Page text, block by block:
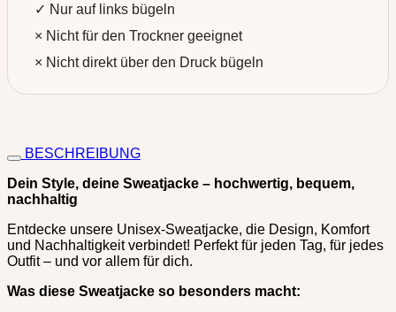
✓ Nur auf links bügeln
× Nicht für den Trockner geeignet
× Nicht direkt über den Druck bügeln
BESCHREIBUNG
Dein Style, deine Sweatjacke – hochwertig, bequem,
nachhaltig
Entdecke unsere Unisex-Sweatjacke, die Design, Komfort
und Nachhaltigkeit verbindet! Perfekt für jeden Tag, für jedes
Outfit – und vor allem für dich.
Was diese Sweatjacke so besonders macht: